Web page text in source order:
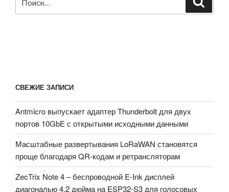
PCIe
x16
и
M.2»
СВЕЖИЕ ЗАПИСИ
Antmicro выпускает адаптер Thunderbolt для двух
портов 10GbE с открытыми исходными данными
Масштабные развертывания LoRaWAN становятся
проще благодаря QR-кодам и ретрансляторам
ZecTrix Note 4 – беспроводной E-Ink дисплей
диагональю 4,2 дюйма на ESP32-S3 для голосовых